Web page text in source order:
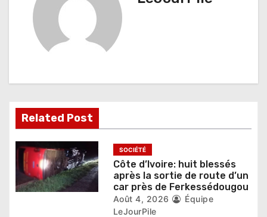
n
d
e
l
’
a
Related Post
SOCIÉTÉ
Côte d’Ivoire: huit blessés
après la sortie de route d’un
car près de Ferkessédougou
Août 4, 2026
Équipe
LeJourPile